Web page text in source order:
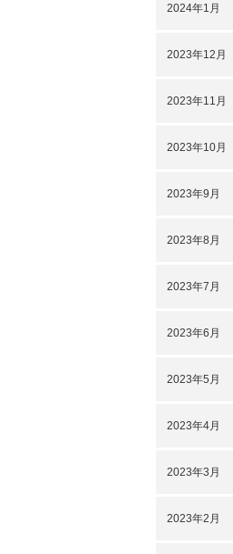
2024年1月
2023年12月
2023年11月
2023年10月
2023年9月
2023年8月
2023年7月
2023年6月
2023年5月
2023年4月
2023年3月
2023年2月